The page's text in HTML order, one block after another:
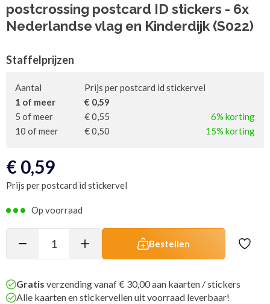
postcrossing postcard ID stickers - 6x
Nederlandse vlag en Kinderdijk (S022)
Staffelprijzen
Aantal
Prijs per postcard id stickervel
1 of meer
€ 0,59
5 of meer
€ 0,55
6% korting
10 of meer
€ 0,50 15% korting
€ 0,59
Prijs per postcard id stickervel
Op voorraad
Bestellen
Gratis verzending vanaf € 30,00 aan kaarten / stickers
Alle kaarten en stickervellen uit voorraad leverbaar!